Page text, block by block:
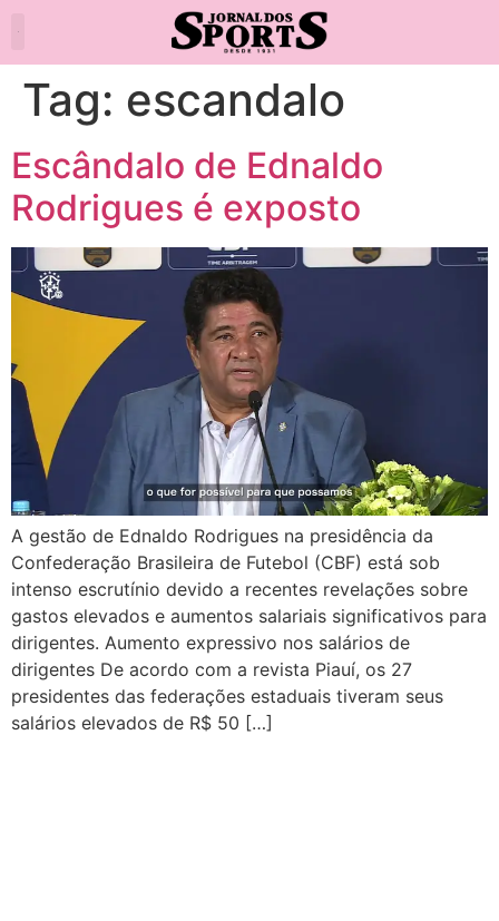
Tag: escandalo
Escândalo de Ednaldo
Rodrigues é exposto
A gestão de Ednaldo Rodrigues na presidência da
Confederação Brasileira de Futebol (CBF) está sob
intenso escrutínio devido a recentes revelações sobre
gastos elevados e aumentos salariais significativos para
dirigentes. Aumento expressivo nos salários de
dirigentes De acordo com a revista Piauí, os 27
presidentes das federações estaduais tiveram seus
salários elevados de R$ 50 […]